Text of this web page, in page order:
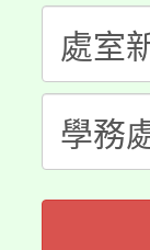
者
份
淨
會
程